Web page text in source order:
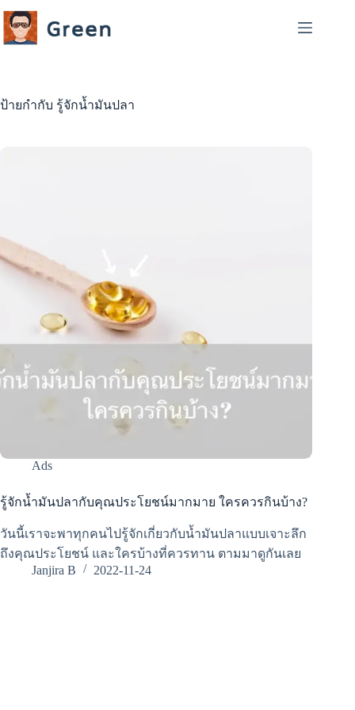
to
content
ป้ายกำกับ รู้จักน้ำมันปลา
Ads
รู้จักน้ำมันปลากับคุณประโยชน์มากมาย ใครควรกินบ้าง?
วันนี้เราจะพาทุกคนไปรู้จักเกี่ยวกับน้ำมันปลาแบบเจาะลึก
ถึงคุณประโยชน์ และใครบ้างที่ควรทาน ตามมาดูกันเลย
Janjira B
2022-11-24